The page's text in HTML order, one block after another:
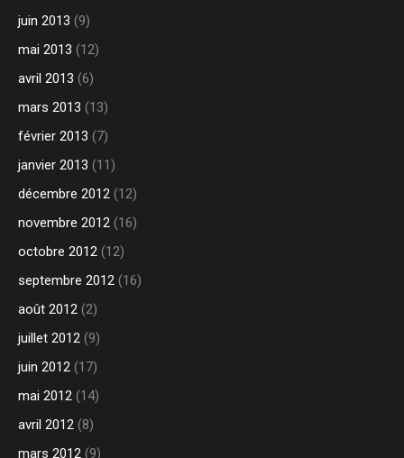
juin 2013 (9)
mai 2013 (12)
avril 2013 (6)
mars 2013 (13)
février 2013 (7)
janvier 2013 (11)
décembre 2012 (12)
novembre 2012 (16)
octobre 2012 (12)
septembre 2012 (16)
août 2012 (2)
juillet 2012 (9)
juin 2012 (17)
mai 2012 (14)
avril 2012 (8)
mars 2012 (9)